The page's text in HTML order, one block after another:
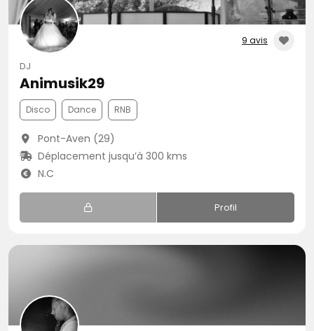
9 avis
DJ
Animusik29
Disco Dance RNB
Pont-Aven (29)
Déplacement jusqu’à 300 kms
N.C
Profil